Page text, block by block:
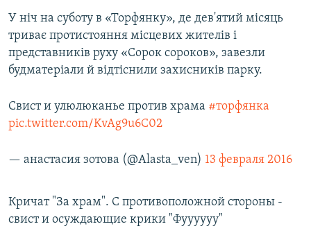
У ніч на суботу в «Торфянку», де дев'ятий місяць
триває протистояння місцевих жителів і
представників руху «Сорок сороков», завезли
будматеріали й відтіснили захисників парку.
Свист и улюлюканье против храма #торфянка
pic.twitter.com/KvAg9u6C02
— анастасия зотова (@Alasta_ven) 13 февраля 2016
Кричат "За храм". С противоположной стороны -
свист и осуждающие крики "Фуууууу"